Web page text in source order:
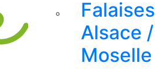
Falaises
Alsace /
Moselle